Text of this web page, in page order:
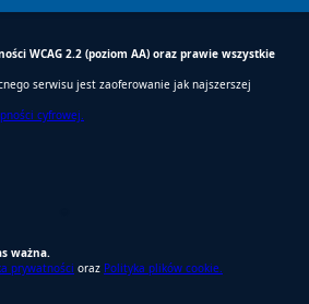
WCAG 2.2 (poziom AA) oraz prawie wszystkie
serwisu jest zaoferowanie jak najszerszej
cyfrowej.
ważna.
prywatności oraz Polityka plików cookie.